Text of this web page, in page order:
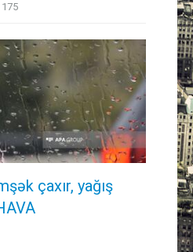
175
çaxır, yağış